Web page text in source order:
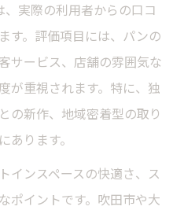
、実際の利用者からの口コ
す。評価項目には、パンの
サービス、店舗の雰囲気な
が重視されます。特に、独
の新作、地域密着型の取り
ります。
インスペースの快適さ、ス
ポイントです。吹田市や大